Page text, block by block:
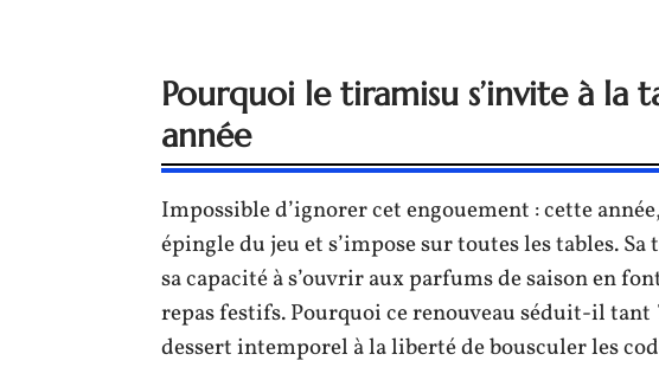
Pourquoi le tiramisu s’invite à la
année
Impossible d’ignorer cet engouement : cette année,
épingle du jeu et s’impose sur toutes les tables.
sa capacité à s’ouvrir aux parfums de saison en
repas festifs. Pourquoi ce renouveau séduit-il tant
dessert intemporel à la liberté de bousculer les